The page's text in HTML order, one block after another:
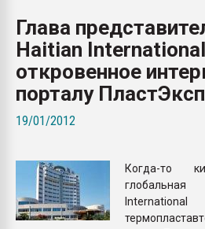
Глава
Haitian
откровенное
порталу
19/01/2012
Когда-то